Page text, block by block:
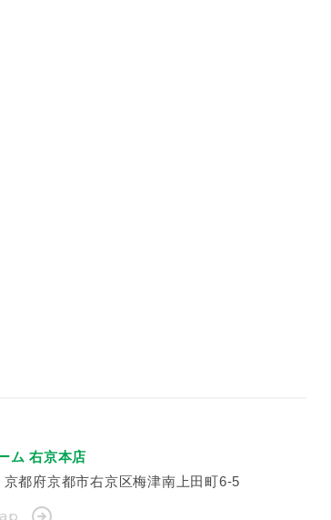
ム 右京本店
京都府京都市右京区梅津南上田町6-5